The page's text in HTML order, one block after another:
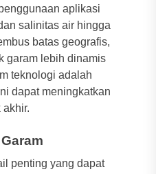
aplikasi
salinitas air hingga
batas geografis,
garam lebih dinamis
teknologi adalah
dapat meningkatkan
akhir.
penting yang dapat